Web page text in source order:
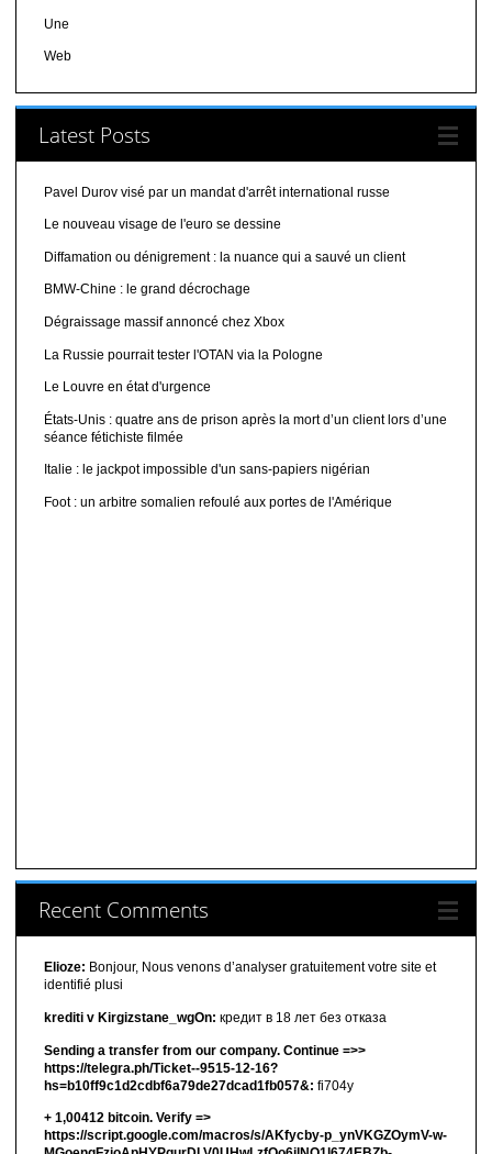
Une
Web
Latest Posts
Pavel Durov visé par un mandat d'arrêt international russe
Le nouveau visage de l'euro se dessine
Diffamation ou dénigrement : la nuance qui a sauvé un client
BMW-Chine : le grand décrochage
Dégraissage massif annoncé chez Xbox
La Russie pourrait tester l'OTAN via la Pologne
Le Louvre en état d'urgence
États-Unis : quatre ans de prison après la mort d’un client lors d’une
séance fétichiste filmée
Italie : le jackpot impossible d'un sans-papiers nigérian
Foot : un arbitre somalien refoulé aux portes de l'Amérique
Recent Comments
Elioze: Bonjour, Nous venons d’analyser gratuitement votre site et
identifié plusi
krediti v Kirgizstane_wgOn: кредит в 18 лет без отказа
Sending a transfer from our company. Continue =>>
https://telegra.ph/Ticket--9515-12-16?
hs=b10ff9c1d2cdbf6a79de27dcad1fb057&: fi704y
+ 1,00412 bitсоin. Verify =>
https://script.google.com/macros/s/AKfycby-p_ynVKGZOymV-w-